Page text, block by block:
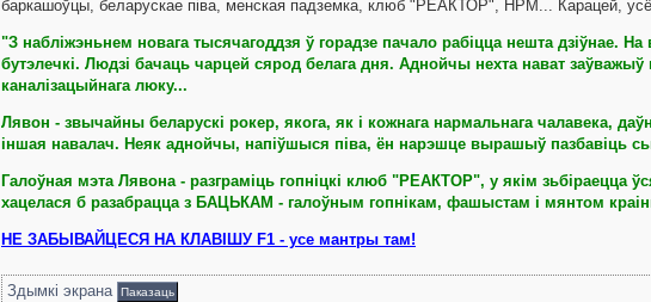
баркашоўцы, беларускае піва, менская падземка, клюб "РЕАКТОР", НРМ... Карацей,
"З набліжэньнем новага тысячагоддзя ў горадзе пачало рабіцца нешта дзіўнае.
бутэлечкі. Людзі бачаць чарцей сярод белага дня. Аднойчы нехта нават заўважыў
каналізацыйнага люку...
Лявон - звычайны беларускі рокер, якога, як і кожнага нармальнага чалавека,
іншая навалач. Неяк аднойчы, напіўшыся піва, ён нарэшце вырашыў пазбавіць
Галоўная мэта Лявона - разграміць гопніцкі клюб "РЕАКТОР", у якім зьбіраецца
хацелася б разабрацца з БАЦЬКАМ - галоўным гопнікам, фашыстам і мянтом
НЕ ЗАБЫВАЙЦЕСЯ НА КЛАВІШУ F1 - усе мантры там!
Здымкі экрана Паказаць